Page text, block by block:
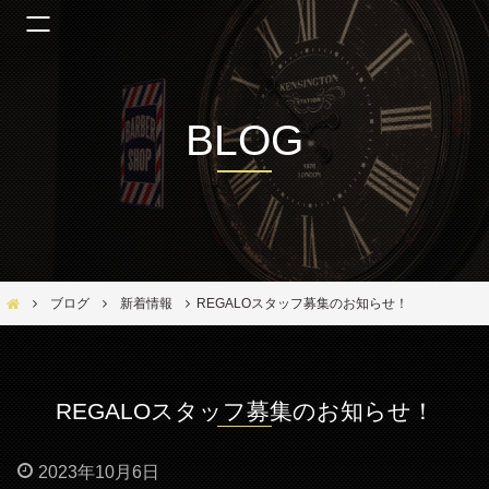
BLOG
Bar Ber Shop REGALO【バーバーショップ レガロ】- 大阪・福島区の美容室
ブログ 新着情報 REGALOスタッフ募集のお知らせ！
REGALOスタッフ募集のお知らせ！
2023年10月6日